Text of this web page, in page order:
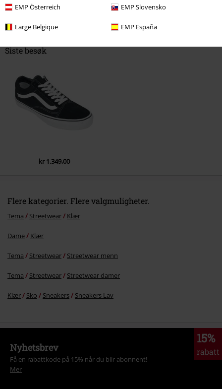
EMP Österreich EMP Slovensko
Large Belgique EMP España
Siste besøk
kr 1.349,00
Flere kategorier. Flere valgmuligheter.
Tema Streetwear Klær
Dame Klær
Tema Streetwear Streetwear menn
Tema Streetwear Streetwear damer
Klær Sko Sneakers Sneakers Lav
15%
rabatt
Nyhetsbrev
Få en rabattkode på 15% når du blir abonnent!
Mer